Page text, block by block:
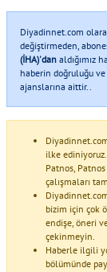
Diyadinnet.com
değiştirmeden,
(İHA)'dan aldığımız
haberin doğruluğu
ajanslarına aittir..
ilke ediniyoruz.
Patnos,
çalışmaları
bizim için çok
endişe, öneri
çekinmeyin.
Haberle ilgili
bölümünde